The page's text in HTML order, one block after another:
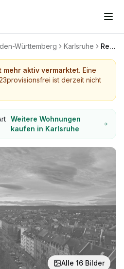
Württemberg Karlsruhe Renovierte Helle 3- Zimmer Wohnung, 78qm, Balkon & EBK - Top Lage in KA
mehr aktiv vermarktet. Eine
ist derzeit nicht
Weitere Wohnungen
kaufen in Karlsruhe
Alle 16 Bilder